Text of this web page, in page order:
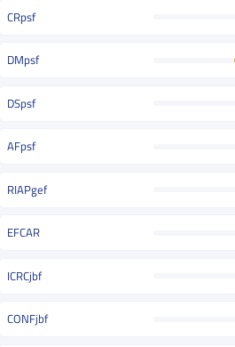
CRpsf
DMpsf
DSpsf
AFpsf
RIAPgef
EFCAR
ICRCjbf
CONFjbf